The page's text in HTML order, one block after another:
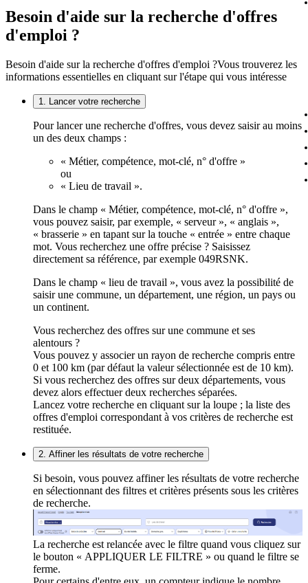
Besoin d'aide sur la recherche d'offres
d'emploi ?
Besoin d'aide sur la recherche d'offres d'emploi ?Vous trouverez les
informations essentielles en cliquant sur l'étape qui vous intéresse
1. Lancer votre recherche
Pour lancer une recherche d'offres, vous devez saisir au moins
un des deux champs :
« Métier, compétence, mot-clé, n° d'offre »
ou
« Lieu de travail ».
Dans le champ « Métier, compétence, mot-clé, n° d'offre »,
vous pouvez saisir, par exemple, « serveur », « anglais »,
« brasserie » en tapant sur la touche « entrée » entre chaque
mot. Vous recherchez une offre précise ? Saisissez
directement sa référence, par exemple 049RSNK.
Dans le champ « lieu de travail », vous avez la possibilité de
saisir une commune, un département, une région, un pays ou
un continent.
Vous recherchez des offres sur une commune et ses
alentours ?
Vous pouvez y associer un rayon de recherche compris entre
0 et 100 km (par défaut la valeur sélectionnée est de 10 km).
Si vous recherchez des offres sur deux départements, vous
devez alors effectuer deux recherches séparées.
Lancez votre recherche en cliquant sur la loupe ; la liste des
offres d'emploi correspondant à vos critères de recherche est
restituée.
2. Affiner les résultats de votre recherche
Si besoin, vous pouvez affiner les résultats de votre recherche
en sélectionnant des filtres et critères présents sous les critères
de recherche.
La recherche est relancée avec le filtre quand vous cliquez sur
le bouton « APPLIQUER LE FILTRE » ou quand le filtre se
ferme.